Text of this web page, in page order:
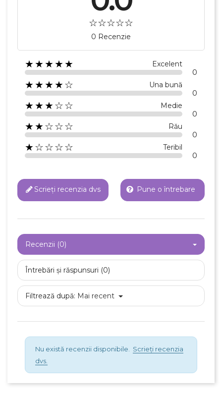
0 Recenzie
★★★★★ Excelent
0
★★★★☆ Una bună
0
★★★☆☆ Medie
0
★★☆☆☆ Rău
0
★☆☆☆☆ Teribil
0
Scrieți recenzia dvs Pune o întrebare
Recenzii (0)
Întrebări și răspunsuri (0)
Filtrează după: Mai recent
Nu există recenzii disponibile. Scrieți recenzia
dvs.
Numele listei de dorinte
Anuleaza
Creeaza o lista de dorinte